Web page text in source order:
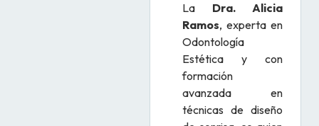
La Dra. Alicia
Ramos, experta en
Odontología
Estética y con
formación
avanzada en
técnicas de diseño